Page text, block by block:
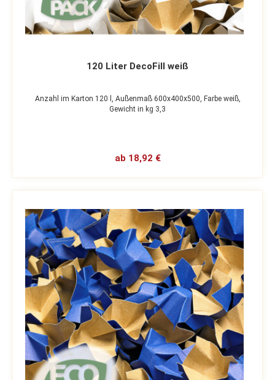
120 Liter DecoFill weiß
Anzahl im Karton 120 l, Außenmaß 600x400x500, Farbe weiß,
Gewicht in kg 3,3
ab 18,92 €